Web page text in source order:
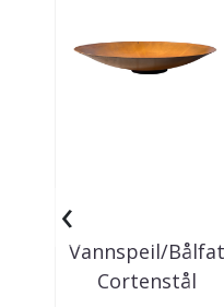
Vannspeil/Bålfat
Cortenstål
‹